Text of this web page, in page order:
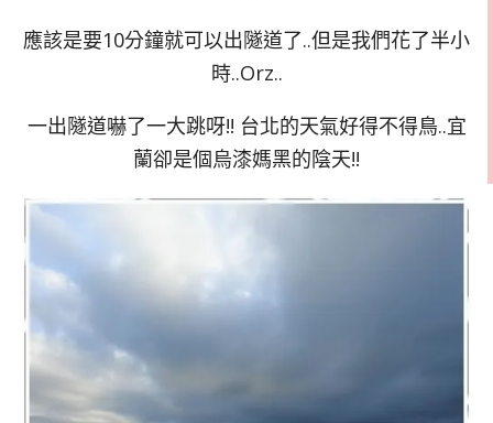
應該是要10分鐘就可以出隧道了..但是我們花了半小
時..Orz..
一出隧道嚇了一大跳呀!! 台北的天氣好得不得鳥..宜
蘭卻是個烏漆媽黑的陰天!!